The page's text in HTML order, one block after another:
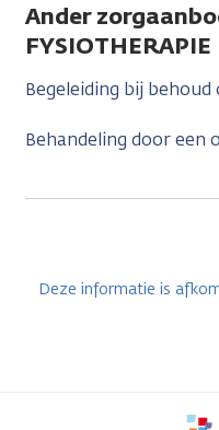
Ander
FYSIOTHERAPIE
Begeleiding bij
Behandeling door een
Deze informatie is